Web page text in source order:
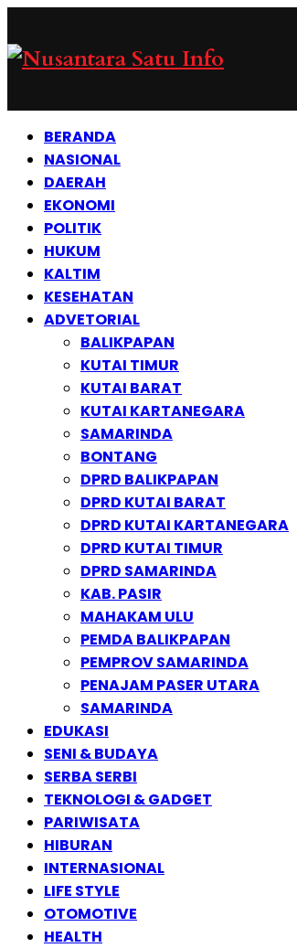
BERANDA
NASIONAL
DAERAH
EKONOMI
POLITIK
HUKUM
KALTIM
KESEHATAN
ADVETORIAL
BALIKPAPAN
KUTAI TIMUR
KUTAI BARAT
KUTAI KARTANEGARA
SAMARINDA
BONTANG
DPRD BALIKPAPAN
DPRD KUTAI BARAT
DPRD KUTAI KARTANEGARA
DPRD KUTAI TIMUR
DPRD SAMARINDA
KAB. PASIR
MAHAKAM ULU
PEMDA BALIKPAPAN
PEMPROV SAMARINDA
PENAJAM PASER UTARA
SAMARINDA
EDUKASI
SENI & BUDAYA
SERBA SERBI
TEKNOLOGI & GADGET
PARIWISATA
HIBURAN
INTERNASIONAL
LIFE STYLE
OTOMOTIVE
HEALTH